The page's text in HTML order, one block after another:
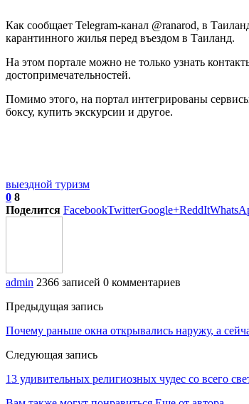
Как сообщает Telegram-канал @ranarod, в
карантинного жилья перед въездом в Таиланд.
На этом портале можно не только узнать
достопримечательностей.
Помимо этого, на портал интегрированы
боксу, купить экскурсии и другое.
выездной туризм
0 8
Поделится FacebookTwitterGoogle+ReddIt
admin 2366 записей 0 комментариев
Предыдущая запись
Почему раньше окна открывались наружу, а
Следующая запись
13 удивительных религиозных чудес со всего